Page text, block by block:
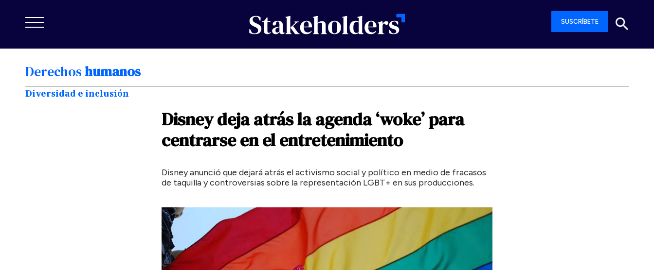
SUSCRÍBETE
Derechoshumanos
Diversidad e inclusión
Disneydejaatráslaagenda‘woke’para
centrarseenelentretenimiento
Disney anunció que dejará atrás el activismo social y político en medio de fracasos
de taquilla y controversias sobre la representación LGBT+ en sus producciones.